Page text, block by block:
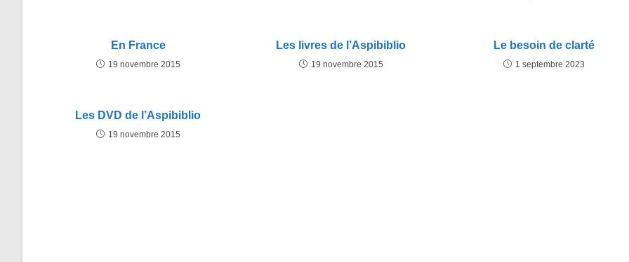
En France
19 novembre 2015
Les livres de l’Aspibiblio
19 novembre 2015
Le besoin de clarté
1 septembre 2023
Les DVD de l’Aspibiblio
19 novembre 2015